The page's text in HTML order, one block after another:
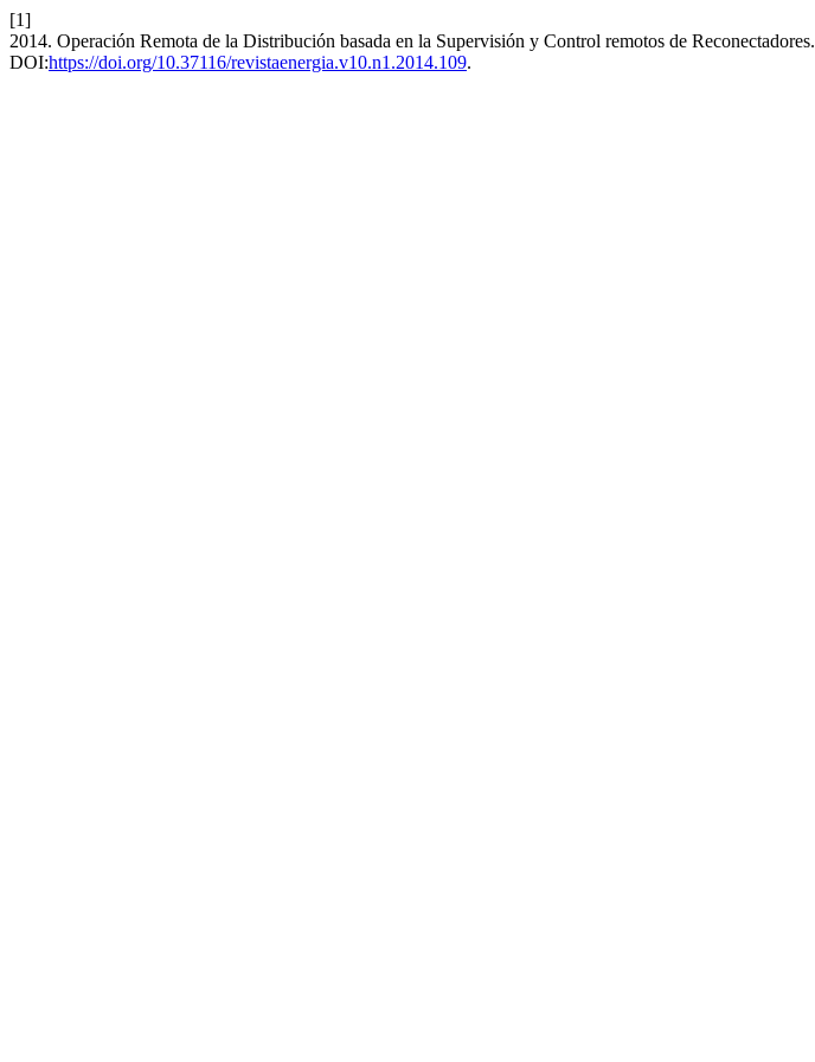
[1]
2014. Operación Remota de la Distribución basada en la Supervisión y Control remotos de Reconectadores.
DOI:https://doi.org/10.37116/revistaenergia.v10.n1.2014.109.